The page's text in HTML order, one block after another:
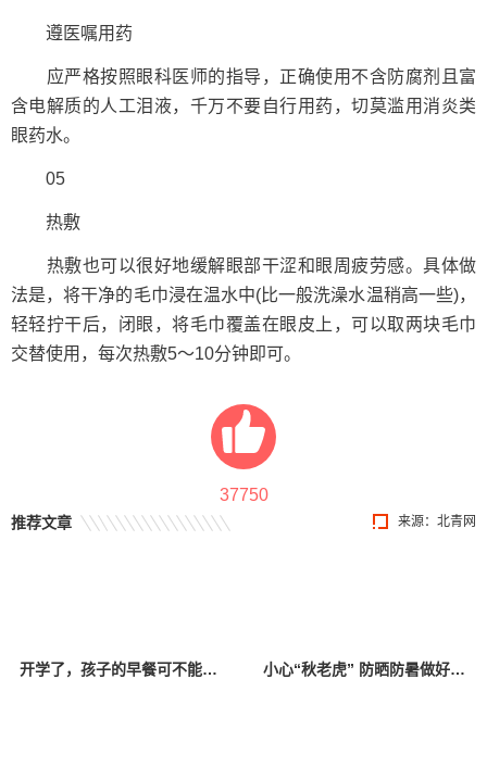
遵医嘱用药
应严格按照眼科医师的指导，正确使用不含防腐剂且富
含电解质的人工泪液，千万不要自行用药，切莫滥用消炎类
眼药水。
05
热敷
热敷也可以很好地缓解眼部干涩和眼周疲劳感。具体做
法是，将干净的毛巾浸在温水中(比一般洗澡水温稍高一些)，
轻轻拧干后，闭眼，将毛巾覆盖在眼皮上，可以取两块毛巾
交替使用，每次热敷5～10分钟即可。
37750
来源：北青网
推荐文章
开学了，孩子的早餐可不能少了这几样！ 小心“秋老虎” 防晒防暑做好这几点